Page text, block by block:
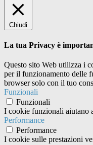
Chiudi
La tua Privacy è
Questo sito Web utilizza i
per il funzionamento delle
browser solo con il tuo
Funzionali
Funzionali
I cookie funzionali aiutano
Performance
Performance
I cookie sulle prestazioni